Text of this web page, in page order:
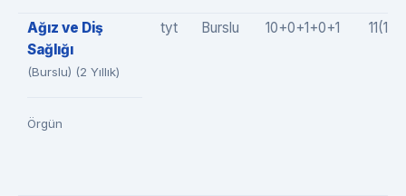
Ağız ve Diş
Sağlığı
(Burslu) (2 Yıllık)
Örgün
tyt Burslu 10+0+1+0+1